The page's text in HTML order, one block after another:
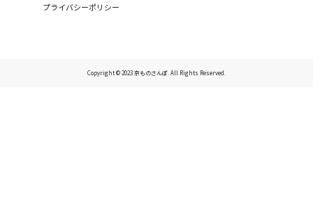
プライバシーポリシー
Copyright © 2023 京ものさんぽ. All Rights Reserved.